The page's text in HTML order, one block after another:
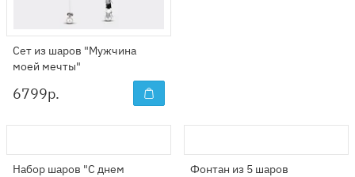
Сет из шаров "Мужчина
моей мечты"
6799р.
Набор шаров "С днем
Фонтан из 5 шаров